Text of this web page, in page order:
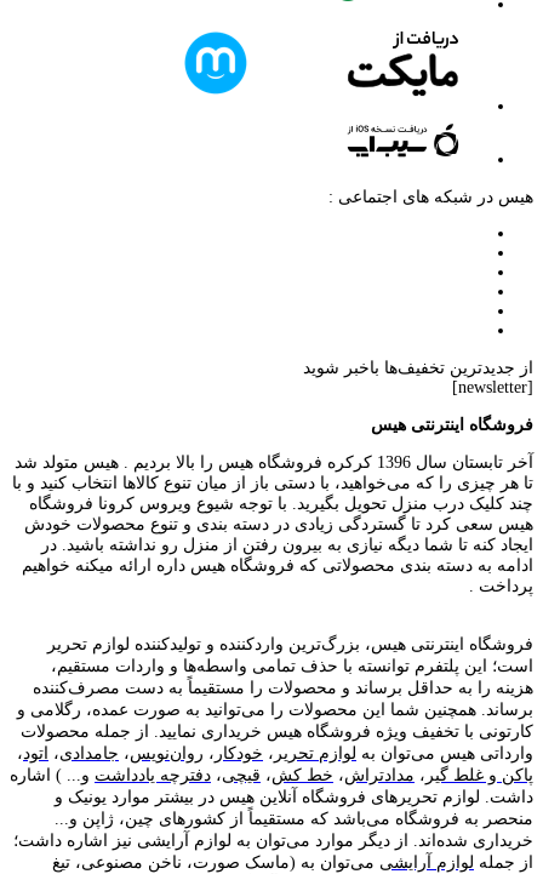
هیس در شبکه های اجتماعی :
از جدیدترین تخفیف‌ها باخبر شوید
[newsletter]
فروشگاه اینترنتی هیس
آخر تابستان سال 1396 کرکره فروشگاه هیس را بالا بردیم . هیس متولد شد
تا هر چیزی را که می‌خواهید، با دستی باز از میان تنوع کالاها انتخاب کنید و با
چند کلیک درب منزل تحویل بگیرید. با توجه شیوع ویروس کرونا فروشگاه
هیس سعی کرد تا گستردگی زیادی در دسته بندی و تنوع محصولات خودش
ایجاد کنه تا شما دیگه نیازی به بیرون رفتن از منزل رو نداشته باشید. در
ادامه به دسته بندی محصولاتی که فروشگاه هیس داره ارائه میکنه خواهیم
پرداخت .
فروشگاه اینترنتی هیس، بزرگ‌ترین وارد‌کننده و تولید‌کننده لوازم تحریر
است؛ این پلتفرم توانسته با حذف تمامی واسطه‌ها و واردات مستقیم،
هزینه را به حداقل برساند و محصولات را مستقیماً به دست مصرف‌کننده
برساند. همچنین شما این محصولات را می‌توانید به صورت عمده، رگلامی و
کارتونی با تخفیف ویژه فروشگاه هیس خریداری نمایید. از جمله محصولات
وارداتی هیس می‌توان به لوازم تحریر ، خودکار ، روان‌نویس، جامدادی، اتود،
پاکن و غلط گیر ، مدادتراش، خط کش، قیچی، دفترچه یادداشت و... ) اشاره
داشت. لوازم تحریر‌های فروشگاه آنلاین هیس در بیشتر موارد یونیک و
منحصر به فروشگاه می‌باشد که مستقیماً از کشور‌های چین، ژاپن و...
خریداری شده‌اند. از دیگر موارد می‌توان به لوازم آرایشی نیز اشاره داشت؛
از جمله لوازم آرایشی می‌توان به (ماسک صورت، ناخن مصنوعی، تیغ